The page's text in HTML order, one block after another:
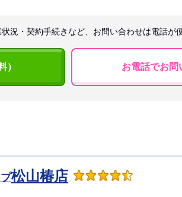
況・契約手続きなど、お問い合わせは電話が
） お電話でお問
松山椿店